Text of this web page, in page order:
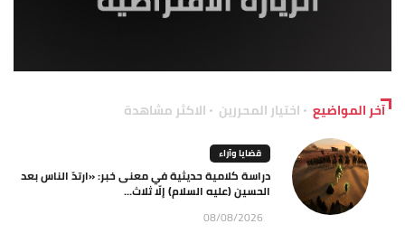
آخر المواضيع اختيار المحررين الاكثر مشاهدة
قضايا وآراء
دراسة كلامية حديثية في معنى خبر: «ارتدّ الناس بعد
الحسين (عليه السلام) إلّا ثلاث...
08/08/2026